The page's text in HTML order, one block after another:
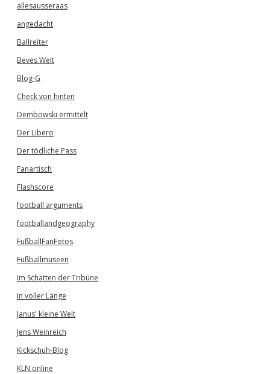
allesausseraas
angedacht
Ballreiter
Beves Welt
Blog-G
Check von hinten
Dembowski ermittelt
Der Libero
Der tödliche Pass
Fanartisch
Flashscore
football arguments
footballandgeography
FußballFanFotos
Fußballmuseen
Im Schatten der Tribüne
In voller Länge
Janus' kleine Welt
Jens Weinreich
Kickschuh-Blog
KLN online